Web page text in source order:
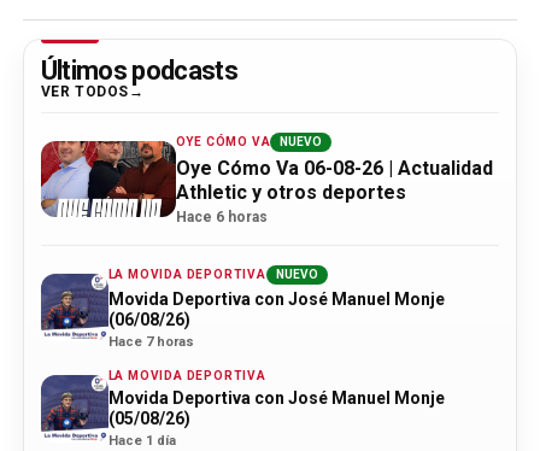
Últimos podcasts
VER TODOS
OYE CÓMO VA NUEVO
Oye Cómo Va 06-08-26 | Actualidad
Athletic y otros deportes
Hace 6 horas
LA MOVIDA DEPORTIVA NUEVO
Movida Deportiva con José Manuel Monje
(06/08/26)
Hace 7 horas
LA MOVIDA DEPORTIVA
Movida Deportiva con José Manuel Monje
(05/08/26)
Hace 1 día